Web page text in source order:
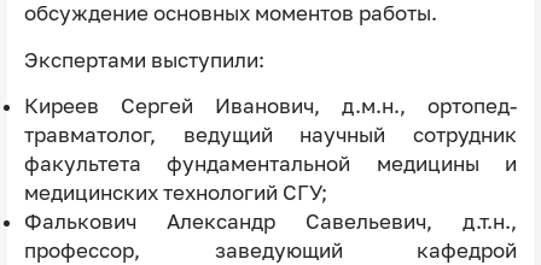
обсуждение основных моментов работы.
Экспертами выступили:
Киреев Сергей Иванович, д.м.н., ортопед-
травматолог, ведущий научный сотрудник
факультета фундаментальной медицины и
медицинских технологий СГУ;
Фалькович Александр Савельевич, д.т.н.,
профессор, заведующий кафедрой